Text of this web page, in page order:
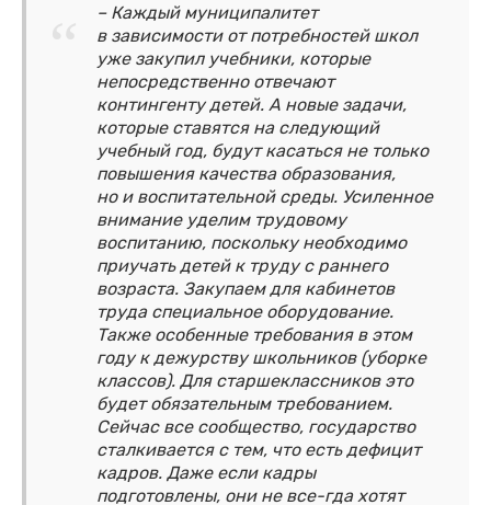
– Каждый муниципалитет
в зависимости от потребностей школ
уже закупил учебники, которые
непосредственно отвечают
контингенту детей. А новые задачи,
которые ставятся на следующий
учебный год, будут касаться не только
повышения качества образования,
но и воспитательной среды. Усиленное
внимание уделим трудовому
воспитанию, поскольку необходимо
приучать детей к труду с раннего
возраста. Закупаем для кабинетов
труда специальное оборудование.
Также особенные требования в этом
году к дежурству школьников (уборке
классов). Для старшеклассников это
будет обязательным требованием.
Сейчас все сообщество, государство
сталкивается с тем, что есть дефицит
кадров. Даже если кадры
подготовлены, они не все-гда хотят